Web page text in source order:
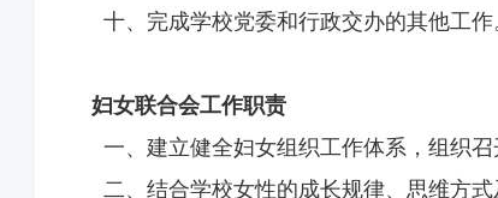
十、完成学校党委和行政交办的其他工作
妇女联合会工作职责
一、建立健全妇女组织工作体系，组织召
二、结合学校女性的成长规律、思维方